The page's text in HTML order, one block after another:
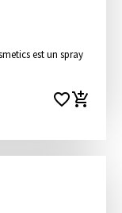
est un spray
favorite_borderadd_shopping_cart